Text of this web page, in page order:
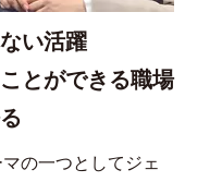
い活躍
とができる職場
の一つとしてジェ